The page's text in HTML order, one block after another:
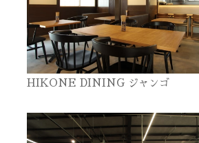
HIKONE DINING ジャンゴ